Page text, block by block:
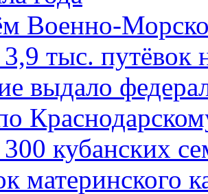
Военно-
тыс. путёвок
выдало
кубанских
материнского